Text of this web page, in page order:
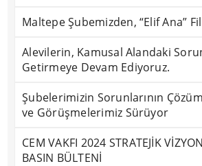
Maltepe Şubemizden, “Elif Ana”
Alevilerin, Kamusal Alandaki
Getirmeye Devam Ediyoruz.
Şubelerimizin Sorunlarının
ve Görüşmelerimiz Sürüyor
CEM VAKFI 2024 STRATEJİK
BASIN BÜLTENİ